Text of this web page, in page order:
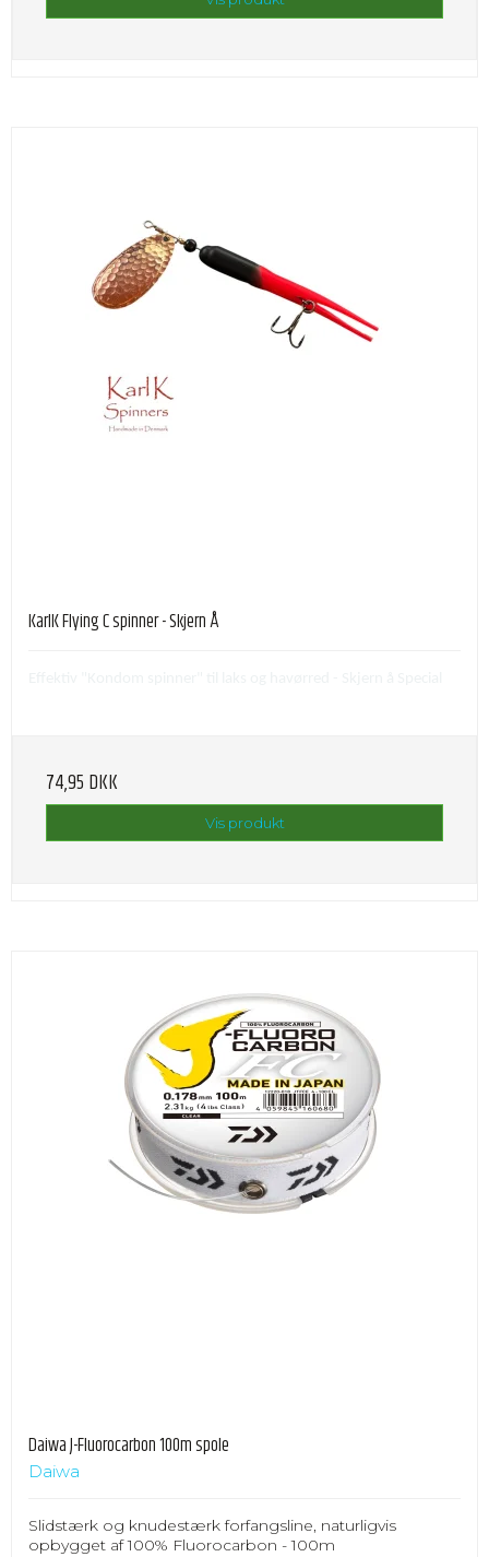
KarlK Flying C spinner - Skjern Å
74,95 DKK
Vis produkt
Daiwa J-Fluorocarbon 100m spole
Daiwa
Slidstærk og knudestærk forfangsline, naturligvis
opbygget af 100% Fluorocarbon - 100m